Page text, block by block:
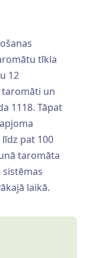
tīkla
12
un
1118. Tāpat
pat 100
taromāta
laikā.